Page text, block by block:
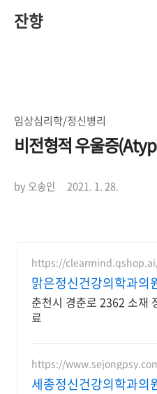
잔향
임상심리학/정신병리
비전형적 우울증
by 오송인 2021. 1. 28.
https://
맑은정신건강의학과의
춘천시 경춘로 2362 소재
료
https://
세종정신건강의학과의